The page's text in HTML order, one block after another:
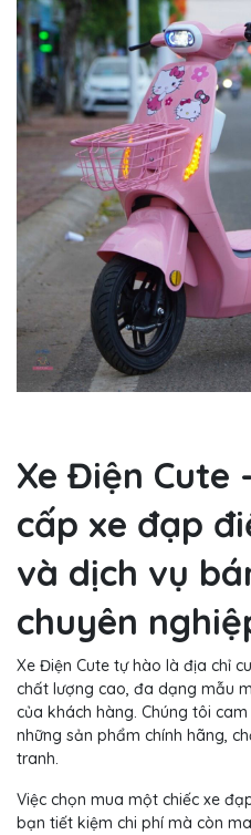
Xe Điện Cute
cấp xe đạp
và dịch vụ
chuyên
Xe Điện Cute tự hào là địa chỉ
chất lượng cao, đa dạng mẫu
của khách hàng. Chúng tôi
những sản phẩm chính hãng,
tranh.
Việc chọn mua một chiếc xe
bạn tiết kiệm chi phí mà còn